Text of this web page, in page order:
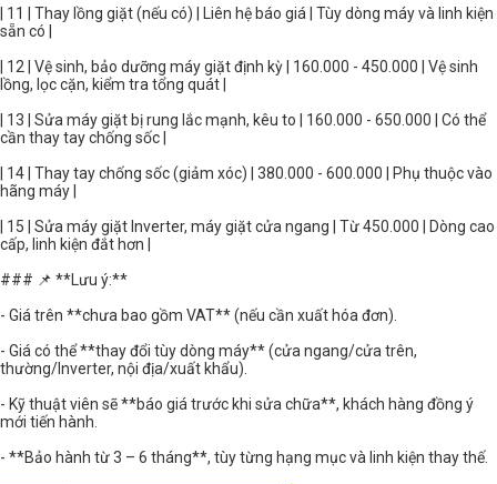
| 11 | Thay lồng giặt (nếu có) | Liên hệ báo giá | Tùy dòng máy và linh kiện
sẵn có |
| 12 | Vệ sinh, bảo dưỡng máy giặt định kỳ | 160.000 - 450.000 | Vệ sinh
lồng, lọc cặn, kiểm tra tổng quát |
| 13 | Sửa máy giặt bị rung lắc mạnh, kêu to | 160.000 - 650.000 | Có thể
cần thay tay chống sốc |
| 14 | Thay tay chống sốc (giảm xóc) | 380.000 - 600.000 | Phụ thuộc vào
hãng máy |
| 15 | Sửa máy giặt Inverter, máy giặt cửa ngang | Từ 450.000 | Dòng cao
cấp, linh kiện đắt hơn |
### 📌 **Lưu ý:**
- Giá trên **chưa bao gồm VAT** (nếu cần xuất hóa đơn).
- Giá có thể **thay đổi tùy dòng máy** (cửa ngang/cửa trên,
thường/Inverter, nội địa/xuất khẩu).
- Kỹ thuật viên sẽ **báo giá trước khi sửa chữa**, khách hàng đồng ý
mới tiến hành.
- **Bảo hành từ 3 – 6 tháng**, tùy từng hạng mục và linh kiện thay thế.